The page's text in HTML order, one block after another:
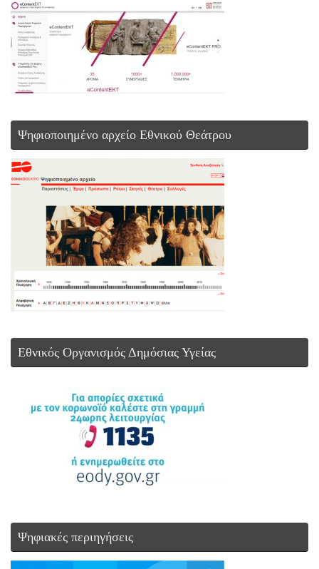
Ψηφιοποιημένο αρχείο Εθνικού Θεάτρου
Εθνικός Οργανισμός Δημόσιας Υγείας
Ψηφιακές περιηγήσεις